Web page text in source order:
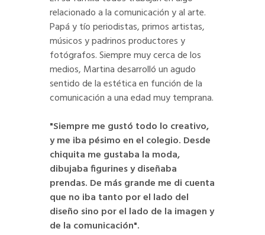
relacionado a la comunicación y al arte.
Papá y tío periodistas, primos artistas,
músicos y padrinos productores y
fotógrafos. Siempre muy cerca de los
medios, Martina desarrolló un agudo
sentido de la estética en función de la
comunicación a una edad muy temprana.
"Siempre me gustó todo lo creativo,
y me iba pésimo en el colegio. Desde
chiquita me gustaba la moda,
dibujaba figurines y diseñaba
prendas. De más grande me di cuenta
que no iba tanto por el lado del
diseño sino por el lado de la imagen y
de la comunicación".